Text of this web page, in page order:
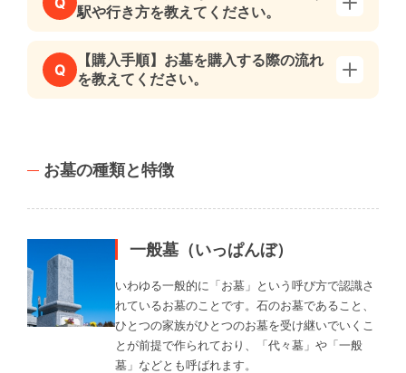
駅や行き方を教えてください。
Q
【購入手順】お墓を購入する際の流れ
を教えてください。
お墓の種類と特徴
一般墓（いっぱんぼ）
いわゆる一般的に「お墓」という呼び方で認識さ
れているお墓のことです。石のお墓であること、
ひとつの家族がひとつのお墓を受け継いでいくこ
とが前提で作られており、「代々墓」や「一般
墓」などとも呼ばれます。